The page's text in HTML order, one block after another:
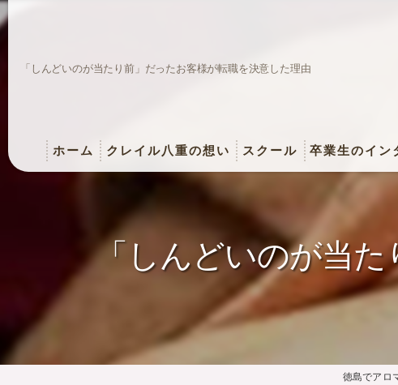
「しんどいのが当たり前」だったお客様が転職を決意した理由
ホーム クレイル八重の想い スクール 卒業生のイン
「しんどいのが当た
徳島でアロ